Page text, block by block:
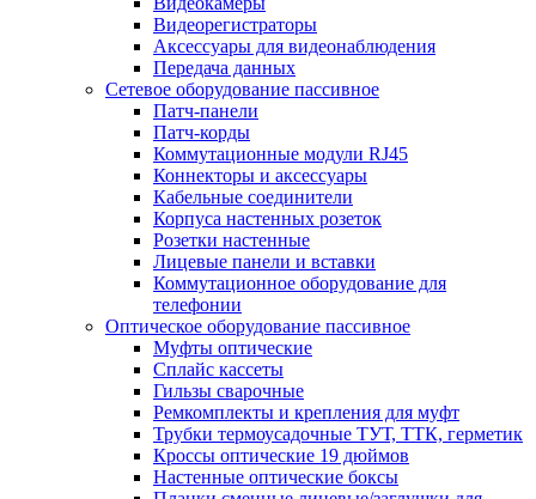
Видеорегистраторы
Аксессуары для видеонаблюдения
Передача данных
Сетевое оборудование пассивное
Патч-панели
Патч-корды
Коммутационные модули RJ45
Коннекторы и аксессуары
Кабельные соединители
Корпуса настенных розеток
Розетки настенные
Лицевые панели и вставки
Коммутационное оборудование для
телефонии
Оптическое оборудование пассивное
Муфты оптические
Сплайс кассеты
Гильзы сварочные
Ремкомплекты и крепления для муфт
Трубки термоусадочные ТУТ, ТТК, герметик
Кроссы оптические 19 дюймов
Настенные оптические боксы